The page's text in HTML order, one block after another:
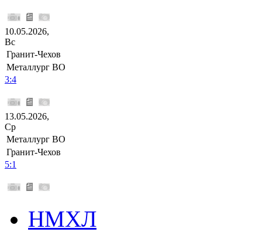
10.05.2026,
Вс
Гранит-Чехов
Металлург ВО
3:4
13.05.2026,
Ср
Металлург ВО
Гранит-Чехов
5:1
НМХЛ